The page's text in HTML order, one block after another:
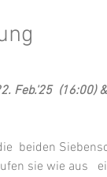
Feb.'25  (16:00) &
beiden
sie wie aus